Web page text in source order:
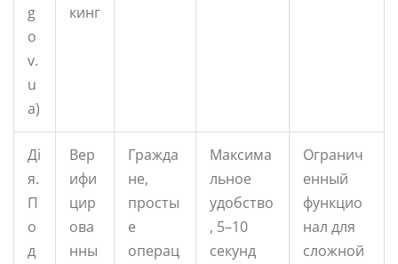
g
o
v.
u
a)
кинг
Ді
я.
П
о
д
Вер
ифи
цир
ова
нны
Гражда
не,
просты
е
операц
Максима
льное
удобство
, 5–10
секунд
Огранич
енный
функцио
нал для
сложной